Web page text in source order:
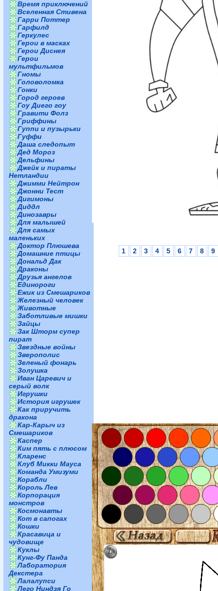
Время приключений
Вселенная Стивена
Гарри Поттер
Гарфилд
Геркулес
Герои в масках
Герои Диснея
Герои
мультфильмов
Гномы
Головоломка
Гонки
Город героев
Гоу Диего гоу
Гравити Фолз
Гриффины
Гуппи и пузырьки
Гуффи
Даша следопыт
Дед Мороз
Дельфины
Джейк и пираты
Нетландии
Джимми Нейтрон
Джонни Тест
Дигимоны
Диддл
Динозавры
Для малышей
Для самых
маленьких
Доктор Плюшева
Домашние птицы
Дональд Дак
Драконы
Друзья ангелов
Единороги
Ежик из Смешариков
Железный человек
Животные
Заботливые мишки
Зайцы
Зак Шторм супер
пират
Звездные войны
Зверополис
Зеленый фонарь
Золушка
Иван Царевич и
серый волк
Игрушки
История игрушек
Как приручить
дракона
Кар-Карыч из
Смешариков
Каспер
Ким пять с плюсом
Кларенс
Клуб Микки Мауса
Команда Умизуми
Корабли
Король Лев
Корпорация
монстров
Космонавты
Кот в сапогах
Кошки
Красавица и
чудовище
Куклы
Кунг-Фу Панда
Лаборатория
Декстера
Лалалупси
Лего Ниндзя Го
1 2 3 4 5 6 7 8 9